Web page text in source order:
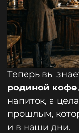
Теперь вы
родиной кофе
напиток, а
прошлым,
и в наши дни.